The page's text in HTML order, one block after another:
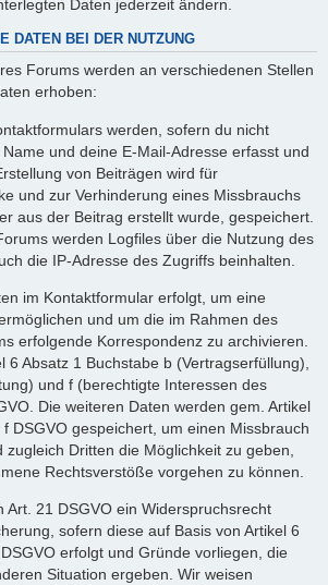
Daten jederzeit ändern.
DATEN BEI DER NUTZUNG
Forums werden an verschiedenen Stellen
erhoben:
werden, sofern du nicht
und deine E-Mail-Adresse erfasst und
von Beiträgen wird für
und zur Verhinderung eines Missbrauchs
aus der Beitrag erstellt wurde, gespeichert.
werden Logfiles über die Nutzung des
die IP-Adresse des Zugriffs beinhalten.
im Kontaktformular erfolgt, um eine
und um die im Rahmen des
erfolgende Korrespondenz zu archivieren.
6 Absatz 1 Buchstabe b (Vertragserfüllung),
und f (berechtigte Interessen des
Die weiteren Daten werden gem. Artikel
DSGVO gespeichert, um einen Missbrauch
Dritten die Möglichkeit zu geben,
Rechtsverstöße vorgehen zu können.
Art. 21 DSGVO ein Widerspruchsrecht
sofern diese auf Basis von Artikel 6
erfolgt und Gründe vorliegen, die
Situation ergeben. Wir weisen